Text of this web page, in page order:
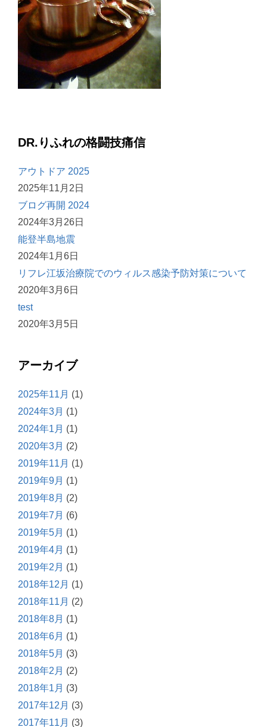
DR.りふれの格闘技痛信
アウトドア 2025
2025年11月2日
ブログ再開 2024
2024年3月26日
能登半島地震
2024年1月6日
リフレ江坂治療院でのウィルス感染予防対策について
2020年3月6日
test
2020年3月5日
アーカイブ
2025年11月 (1)
2024年3月 (1)
2024年1月 (1)
2020年3月 (2)
2019年11月 (1)
2019年9月 (1)
2019年8月 (2)
2019年7月 (6)
2019年5月 (1)
2019年4月 (1)
2019年2月 (1)
2018年12月 (1)
2018年11月 (2)
2018年8月 (1)
2018年6月 (1)
2018年5月 (3)
2018年2月 (2)
2018年1月 (3)
2017年12月 (3)
2017年11月 (3)